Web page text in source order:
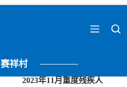
赛祥村
2023年11月重度残疾人